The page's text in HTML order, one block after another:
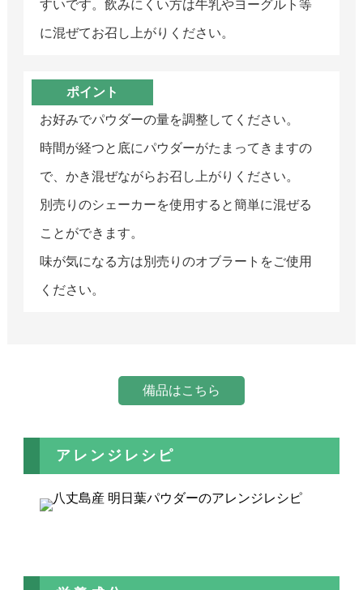
すいです。飲みにくい方は牛乳やヨーグルト等
に混ぜてお召し上がりください。
ポイント
お好みでパウダーの量を調整してください。
時間が経つと底にパウダーがたまってきますの
で、かき混ぜながらお召し上がりください。
別売りのシェーカーを使用すると簡単に混ぜる
ことができます。
味が気になる方は別売りのオブラートをご使用
ください。
備品はこちら
アレンジレシピ